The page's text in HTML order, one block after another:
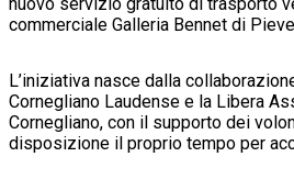
commerciale Galleria Bennet di
L’iniziativa nasce dalla
Cornegliano Laudense e la Libera
Cornegliano, con il supporto dei
disposizione il proprio tempo per